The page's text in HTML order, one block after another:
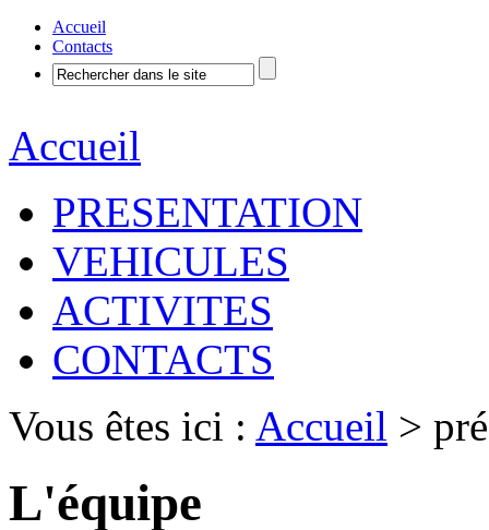
Accueil
Contacts
Accueil
PRESENTATION
VEHICULES
ACTIVITES
CONTACTS
Vous êtes ici : Accueil >
L'équipe